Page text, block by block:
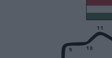
9 10
11